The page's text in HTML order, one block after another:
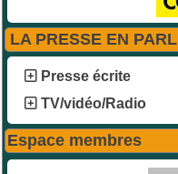
LA PRESSE EN
Presse écrite
TV/vidéo/Radio
Espace membres